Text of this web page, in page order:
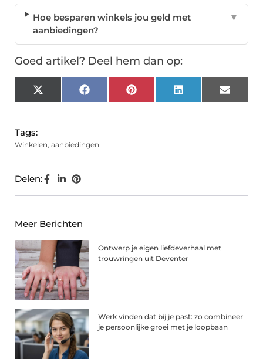
Hoe besparen winkels jou geld met
aanbiedingen?
▼
Goed artikel? Deel hem dan op:
X
(Twitter)
FacebookPinterest LinkedIn Email
Tags:
Winkelen, aanbiedingen
Delen:
Meer Berichten
Ontwerp je eigen liefdeverhaal met
trouwringen uit Deventer
Werk vinden dat bij je past: zo combineer
je persoonlijke groei met je loopbaan